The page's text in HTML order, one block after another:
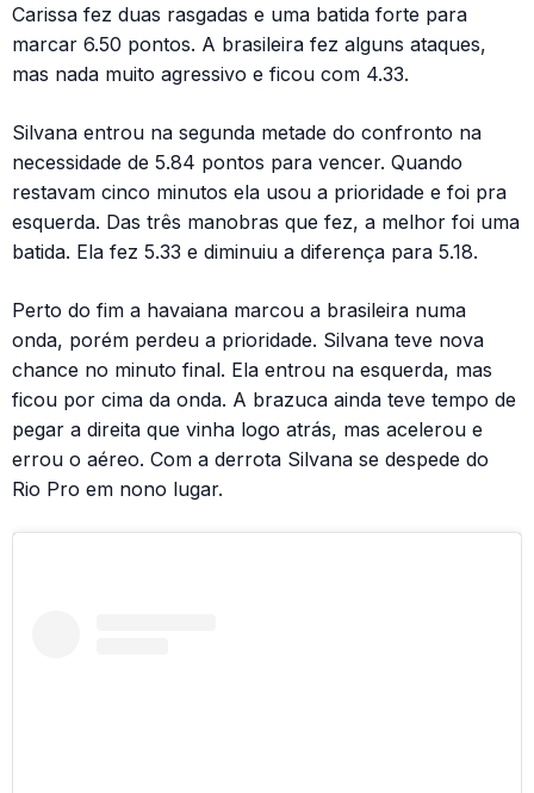
Carissa fez duas rasgadas e uma batida forte para
marcar 6.50 pontos. A brasileira fez alguns ataques,
mas nada muito agressivo e ficou com 4.33.
Silvana entrou na segunda metade do confronto na
necessidade de 5.84 pontos para vencer. Quando
restavam cinco minutos ela usou a prioridade e foi pra
esquerda. Das três manobras que fez, a melhor foi uma
batida. Ela fez 5.33 e diminuiu a diferença para 5.18.
Perto do fim a havaiana marcou a brasileira numa
onda, porém perdeu a prioridade. Silvana teve nova
chance no minuto final. Ela entrou na esquerda, mas
ficou por cima da onda. A brazuca ainda teve tempo de
pegar a direita que vinha logo atrás, mas acelerou e
errou o aéreo. Com a derrota Silvana se despede do
Rio Pro em nono lugar.